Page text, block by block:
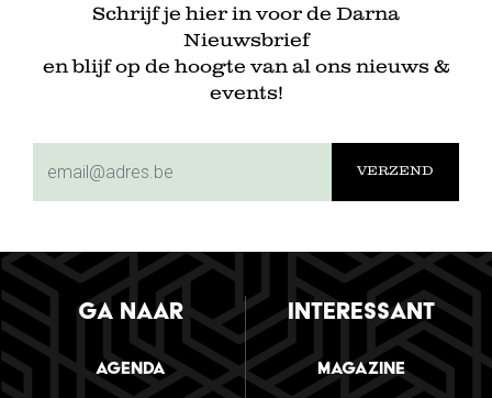
Schrijf je hier in voor de Darna
Nieuwsbrief
en blijf op de hoogte van al ons nieuws &
events!
GA NAAR
Agenda
INTERESSANT
Magazine